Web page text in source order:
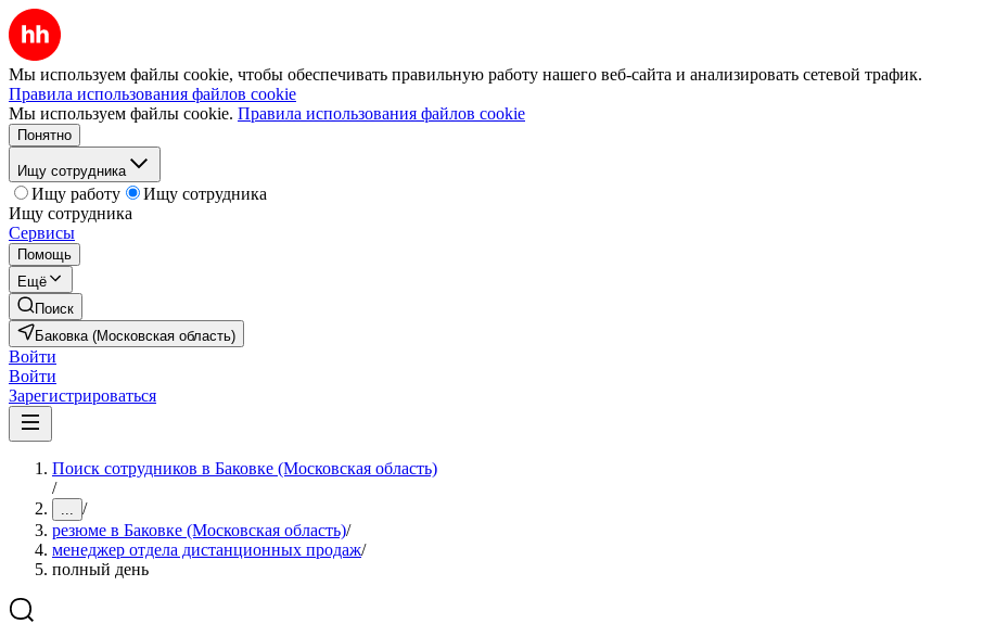
Мы используем файлы cookie, чтобы обеспечивать правильную работу нашего веб-сайта и анализировать сетевой трафик.
Правила использования файлов cookie
Мы используем файлы cookie. Правила использования файлов cookie
Понятно
Ищу сотрудника
Ищу работу
Ищу сотрудника
Ищу сотрудника
Сервисы
Помощь
Ещё
Поиск
Баковка (Московская область)
Войти
Войти
Зарегистрироваться
Поиск сотрудников в Баковке (Московская область)
/
... /
резюме в Баковке (Московская область)/
менеджер отдела дистанционных продаж/
полный день